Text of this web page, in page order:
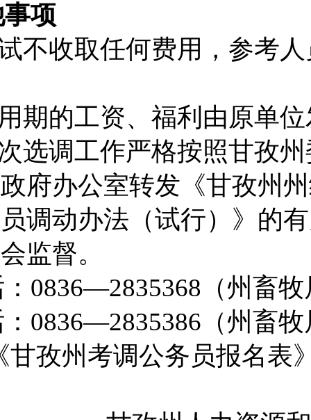
项
不收取任何费用，参考
期的工资、福利由原单
选调工作严格按照甘孜
府办公室转发《甘孜州
调动办法（试行）》的
监督。
0836—2835368 （州畜
0836—2835386 （州畜
甘孜州考调公务员报名表